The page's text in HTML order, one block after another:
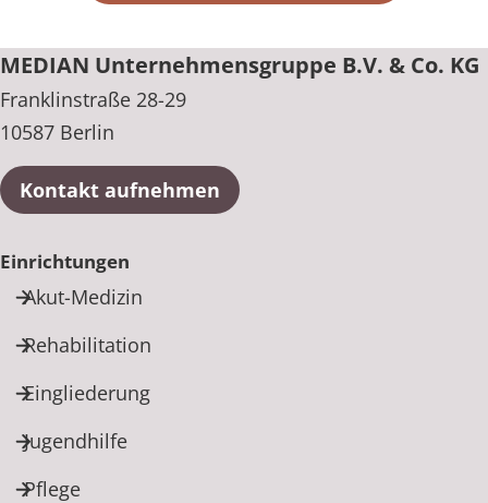
MEDIAN Unternehmensgruppe B.V. & Co. KG
Franklinstraße 28-29
10587 Berlin
Kontakt aufnehmen
Einrichtungen
Akut-Medizin
Rehabilitation
Eingliederung
Jugendhilfe
Pflege